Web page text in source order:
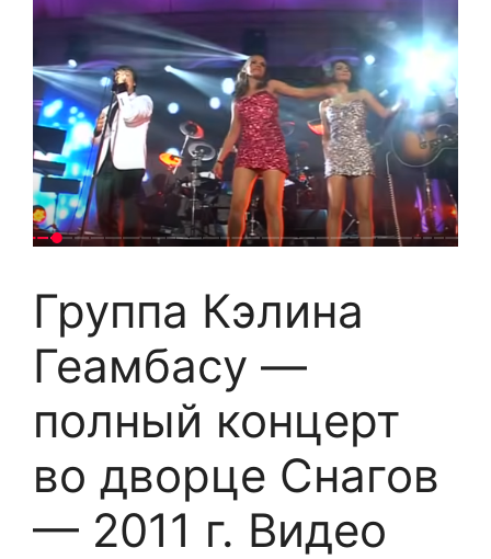
Группа Кэлина
Геамбасу —
полный концерт
во дворце Снагов
— 2011 г. Видео